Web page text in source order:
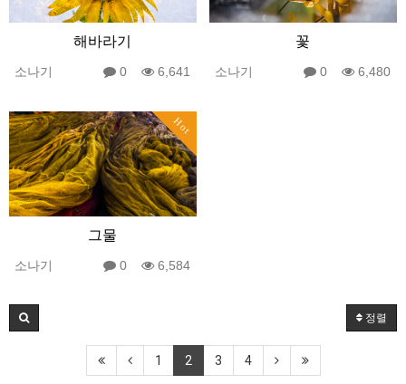
해바라기
소나기 0 6,641
꽃
소나기 0 6,480
Hot
그물
소나기 0 6,584
정렬
1 2 3 4